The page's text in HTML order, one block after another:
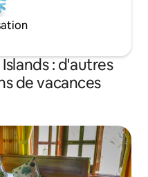
: d'autres
de vacances